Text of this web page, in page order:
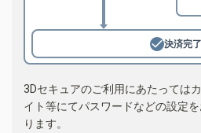
決済完了
3Dセキュアのご利用にあたっては
イト等にてパスワードなどの設定
ります。